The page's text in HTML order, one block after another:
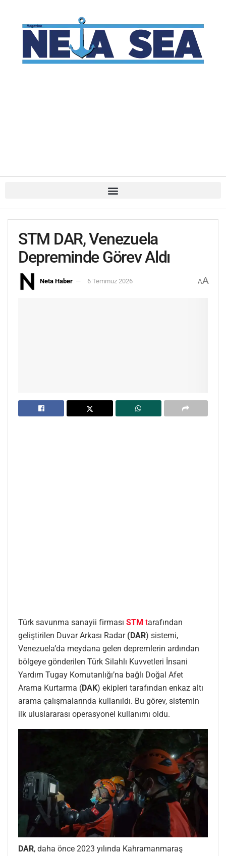
STM DAR, Venezuela
Depreminde Görev Aldı
Neta Haber 6 Temmuz 2026 AA
Türk savunma sanayii firması STM tarafından
geliştirilen Duvar Arkası Radar (DAR) sistemi,
Venezuela’da meydana gelen depremlerin ardından
bölgeye gönderilen Türk Silahlı Kuvvetleri İnsani
Yardım Tugay Komutanlığı’na bağlı Doğal Afet
Arama Kurtarma (DAK) ekipleri tarafından enkaz altı
arama çalışmalarında kullanıldı. Bu görev, sistemin
ilk uluslararası operasyonel kullanımı oldu.
DAR, daha önce 2023 yılında Kahramanmaraş